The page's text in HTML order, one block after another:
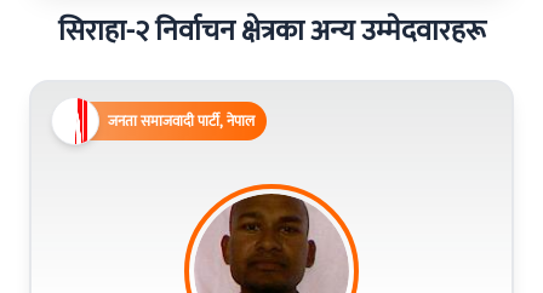
सिराहा-२ निर्वाचन क्षेत्रका अन्य उम्मेदवारहरू
जनता समाजवादी पार्टी, नेपाल